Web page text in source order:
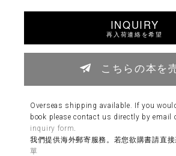
INQUIRY
再入荷連絡を希望
こちらの本を
Overseas shipping available. If you
book please contact us directly by email
inquiry form
我們提供海外郵寄服務。若您欲購書請直
單